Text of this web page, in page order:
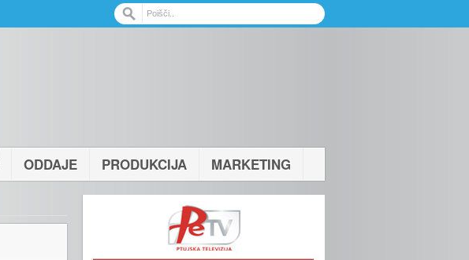
ODDAJE PRODUKCIJA MARKETING